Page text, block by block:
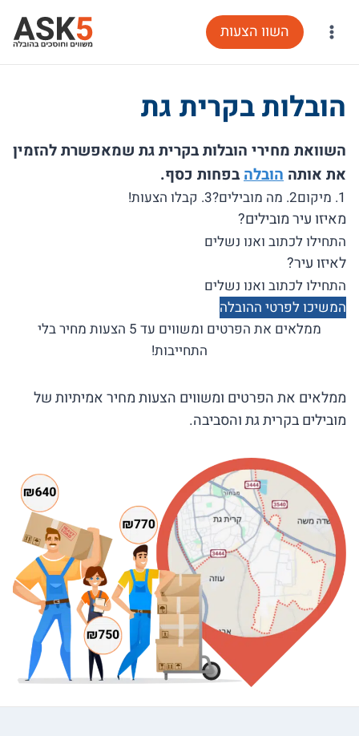
השוו הצעות
הובלות בקרית גת
השוואת מחירי הובלות בקרית גת שמאפשרת להזמין
את אותה הובלה בפחות כסף.
1. מיקום 2. מה מובילים? 3. קבלו הצעות!
מאיזו עיר מובילים?
לאיזו עיר?
המשיכו לפרטי ההובלה
ממלאים את הפרטים ומשווים עד 5 הצעות מחיר בלי
התחייבות!
ממלאים את הפרטים ומשווים הצעות מחיר אמיתיות של
מובילים בקרית גת והסביבה.